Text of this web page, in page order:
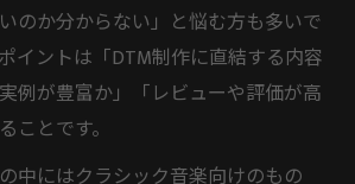
のか分からない」と悩む方も多いで
イントは「DTM制作に直結する内容
例が豊富か」「レビューや評価が高
ことです。
中にはクラシック音楽向けのもの